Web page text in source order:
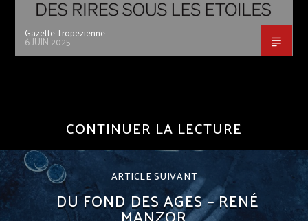
Gazette Tropezienne
6 JUIN 2025
CONTINUER LA LECTURE
ARTICLE SUIVANT
DU FOND DES AGES – RENÉ